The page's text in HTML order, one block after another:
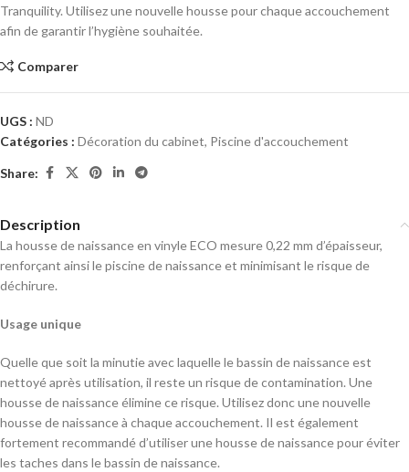
Tranquility. Utilisez une nouvelle housse pour chaque accouchement
afin de garantir l’hygiène souhaitée.
Comparer
UGS : ND
Catégories : Décoration du cabinet, Piscine d'accouchement
Share:
Description
La housse de naissance en vinyle ECO mesure 0,22 mm d’épaisseur,
renforçant ainsi le piscine de naissance et minimisant le risque de
déchirure.
Usage unique
Quelle que soit la minutie avec laquelle le bassin de naissance est
nettoyé après utilisation, il reste un risque de contamination. Une
housse de naissance élimine ce risque. Utilisez donc une nouvelle
housse de naissance à chaque accouchement. Il est également
fortement recommandé d’utiliser une housse de naissance pour éviter
les taches dans le bassin de naissance.